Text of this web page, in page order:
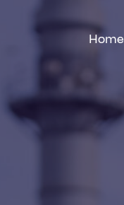
Home